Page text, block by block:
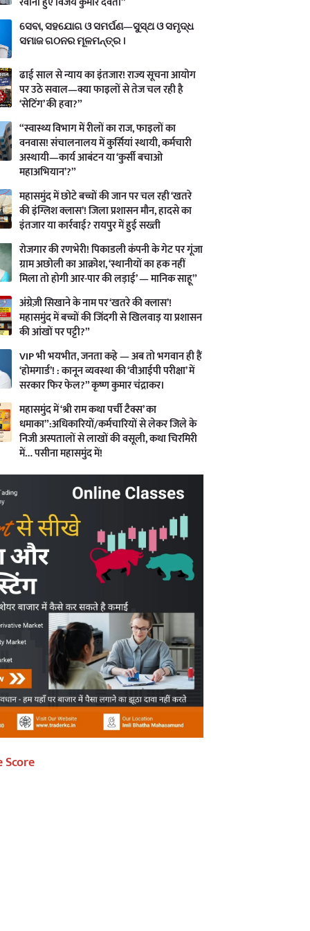
ସେବା, ସହଯୋଗ ଓ ସମର୍ପଣ—ସୁସ୍ଥ ଓ ସମୃଦ୍ଧ
ସମାଜ ଗଠନର ମୂଳମନ୍ତ୍ର ।
ढाई साल से न्याय का इंतजार! राज्य सूचना आयोग
पर उठे सवाल—क्या फाइलों से तेज चल रही है
‘सेटिंग’ की हवा?”
“स्वास्थ्य विभाग में रीलों का राज, फाइलों का
वनवास! संचालनालय में कुर्सियां स्थायी, कर्मचारी
अस्थायी—कार्य आबंटन या ‘कुर्सी बचाओ
महाअभियान’?”
महासमुंद में छोटे बच्चों की जान पर चल रही ‘खतरे
की इंग्लिश क्लास’! जिला प्रशासन मौन, हादसे का
इंतजार या कार्रवाई? रायपुर में हुई सख्ती
रोजगार की रणभेरी! पिकाडली कंपनी के गेट पर गूंजा
ग्राम अछोली का आक्रोश, ‘स्थानीयों का हक नहीं
मिला तो होगी आर-पार की लड़ाई’ — मानिक साहू”
अंग्रेज़ी सिखाने के नाम पर ‘खतरे की क्लास’!
महासमुंद में बच्चों की जिंदगी से खिलवाड़ या प्रशासन
की आंखों पर पट्टी?”
VIP भी भयभीत, जनता कहे — अब तो भगवान ही हैं
‘होमगार्ड’! : कानून व्यवस्था की ‘वीआईपी परीक्षा’ में
सरकार फिर फेल?” कृष्ण कुमार चंद्राकर।
महासमुंद में ‘श्री राम कथा पर्ची टैक्स’ का
धमाका”:अधिकारियों/कर्मचारियों से लेकर जिले के
निजी अस्पतालों से लाखों की वसूली, कथा चिरमिरी
में… पसीना महासमुंद में!
Score